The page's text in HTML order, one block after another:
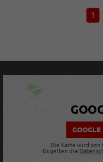
1
Die Karte wird
Es gelten die